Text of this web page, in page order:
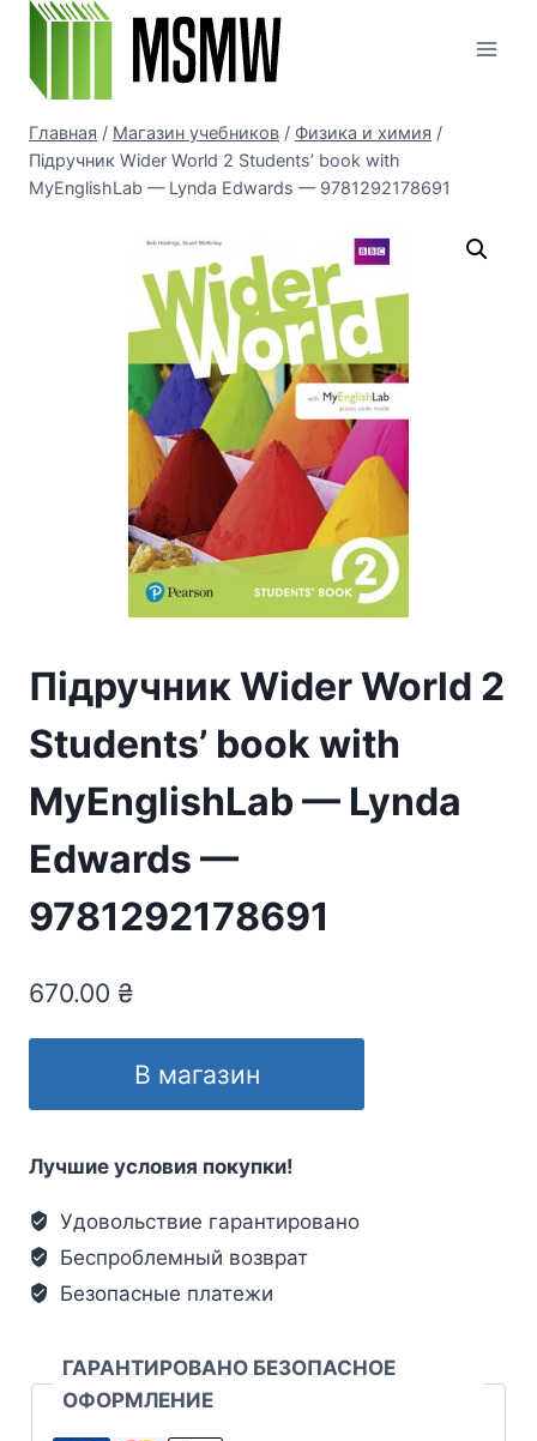
Перейти
содержимому
Главная / Магазин учебников / Физика и химия /
Підручник Wider World 2 Students’ book with
MyEnglishLab — Lynda Edwards — 9781292178691
Підручник Wider World 2
Students’ book with
MyEnglishLab — Lynda
Edwards —
9781292178691
670.00 ₴
В магазин
Лучшие условия покупки!
Удовольствие гарантировано
Беспроблемный возврат
Безопасные платежи
ГАРАНТИРОВАНО БЕЗОПАСНОЕ
ОФОРМЛЕНИЕ